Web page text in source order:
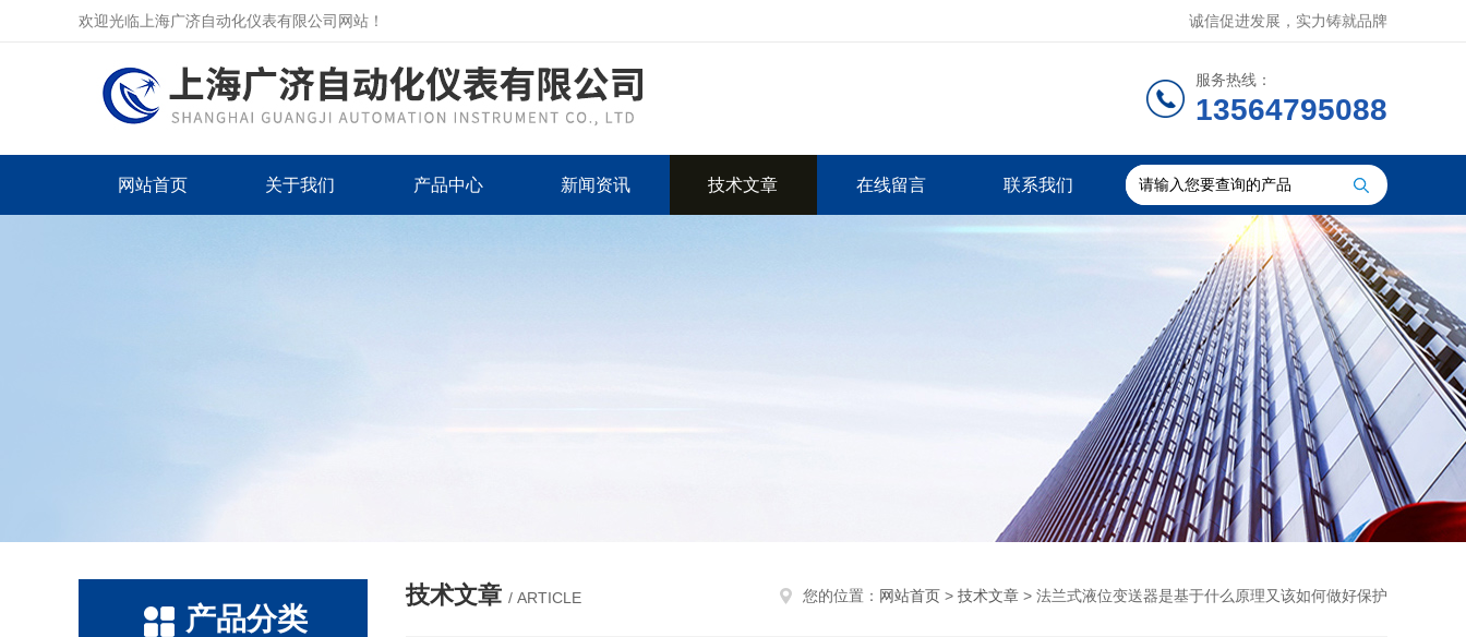
欢迎光临上海广济自动化仪表有限公司网站！ 诚信促进发展，实力铸就品牌
服务热线：
13564795088
网站首页 关于我们 产品中心 新闻资讯 技术文章 在线留言 联系我们
产品分类
技术文章 / ARTICLE 您的位置： 网站首页 > 技术文章 > 法兰式液位变送器是基于什么原理又该如何做好保护